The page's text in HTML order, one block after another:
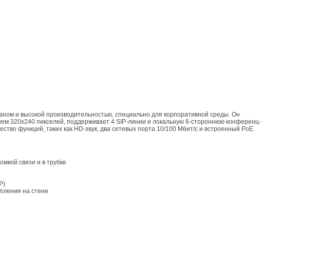
и высокой производительностью, специально для корпоративной среды. Он
320x240 пикселей, поддерживает 4 SIP-линии и локальную 6-стороннюю конференц-
функций, таких как HD-звук, два сетевых порта 10/100 Мбит/с и встроенный PoE.
связи и в трубке
на стене